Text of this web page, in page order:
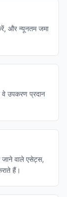
और न्यूनतम जमा
वे उपकरण प्रदान
जाने वाले एसेट्स,
हैं।